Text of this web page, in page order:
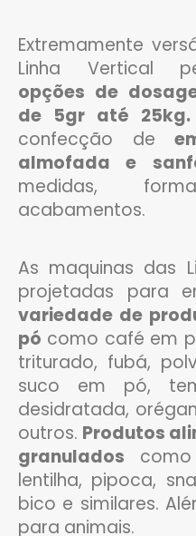
Extremamente
Linha Vertical
opções de
de 5gr até 25kg.
confecção de
almofada e
medidas,
acabamentos.
As maquinas das
projetadas para
variedade de
pó como café em
triturado, fubá,
suco em pó,
desidratada,
outros. Produtos
granulados
lentilha, pipoca,
bico e similares.
para animais.